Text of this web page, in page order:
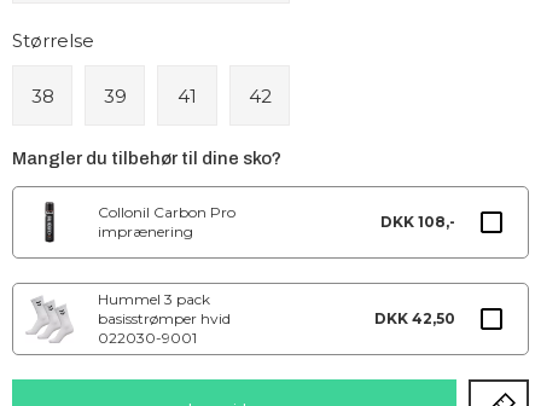
Størrelse
38 39 41 42
Mangler du tilbehør til dine sko?
Collonil Carbon Pro
imprænering
DKK 108,-
Hummel 3 pack
basisstrømper hvid
022030-9001
DKK 42,50